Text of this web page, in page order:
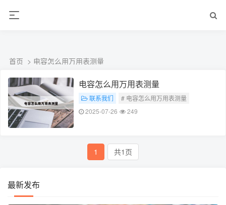
材经营部
首页 > 电容怎么用万用表测量
电容怎么用万用表测量
联系我们
# 电容怎么用万用表测量
2025-07-26
249
1 共1页
最新发布